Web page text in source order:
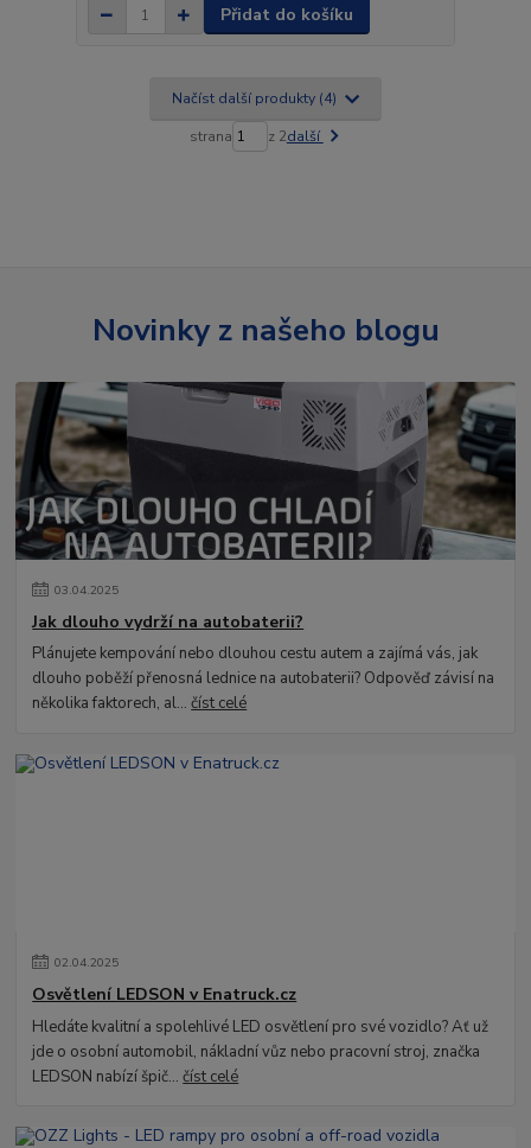
Přidat do košíku
Načíst další produkty (4)
strana z 2další
Novinky z našeho blogu
03.04.2025
Jak dlouho vydrží na autobaterii?
Plánujete kempování nebo dlouhou cestu autem a zajímá vás, jak
dlouho poběží přenosná lednice na autobaterii? Odpověď závisí na
několika faktorech, al...číst celé
02.04.2025
Osvětlení LEDSON v Enatruck.cz
Hledáte kvalitní a spolehlivé LED osvětlení pro své vozidlo? Ať už
jde o osobní automobil, nákladní vůz nebo pracovní stroj, značka
LEDSON nabízí špič...číst celé